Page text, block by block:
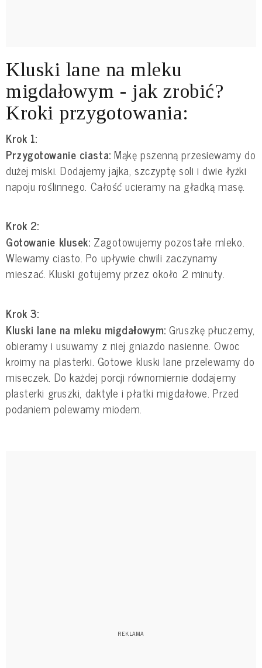
Kluski lane na mleku
migdałowym - jak zrobić?
Kroki przygotowania:
Krok 1:
Przygotowanie ciasta:Mąkę pszenną przesiewamy do
dużej miski. Dodajemy jajka, szczyptę soli i dwie łyżki
napoju roślinnego. Całość ucieramy na gładką masę.
Krok 2:
Gotowanie klusek: Zagotowujemy pozostałe mleko.
Wlewamy ciasto. Po upływie chwili zaczynamy
mieszać. Kluski gotujemy przez około 2 minuty.
Krok 3:
Kluski lane na mleku migdałowym:Gruszkę płuczemy,
obieramy i usuwamy z niej gniazdo nasienne. Owoc
kroimy na plasterki. Gotowe kluski lane przelewamy do
miseczek. Do każdej porcji równomiernie dodajemy
plasterki gruszki, daktyle i płatki migdałowe. Przed
podaniem polewamy miodem.